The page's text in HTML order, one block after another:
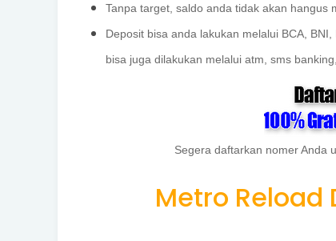
Tanpa target, saldo anda tidak akan hangus
Deposit bisa anda lakukan melalui BCA,
bisa juga dilakukan melalui atm, sms
Segera daftarkan nomer Anda
Metro Reload